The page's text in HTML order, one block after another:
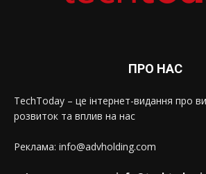
ПРО НАС
TechToday – це інтернет-видання про
розвиток та вплив на нас
Реклама: info@advholding.com